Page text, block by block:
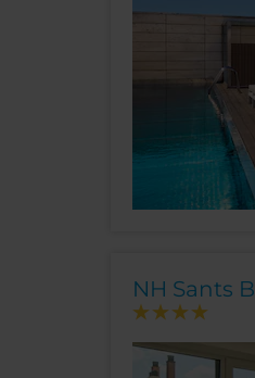
NH Sants